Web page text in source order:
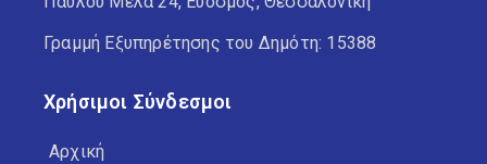
Γραμμή Εξυπηρέτησης του Δημότη: 15388
Χρήσιμοι Σύνδεσμοι
Αρχική